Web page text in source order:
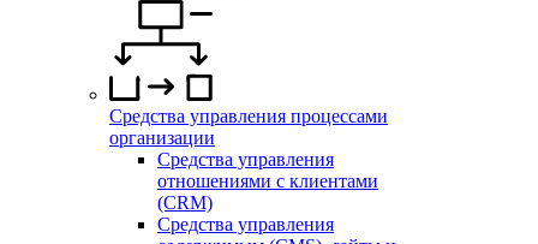
Средства управления процессами
организации
Средства управления
отношениями с клиентами
(CRM)
Средства управления